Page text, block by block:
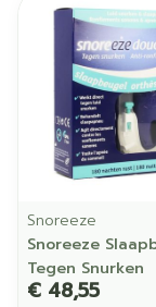
Snoreeze
Snoreeze
Tegen Snurken
€ 48,55